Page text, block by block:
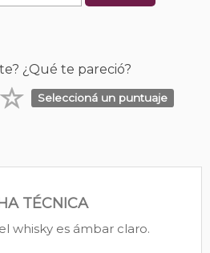
¿Qué te pareció?
Seleccioná un puntuaje
TÉCNICA
whisky es ámbar claro.